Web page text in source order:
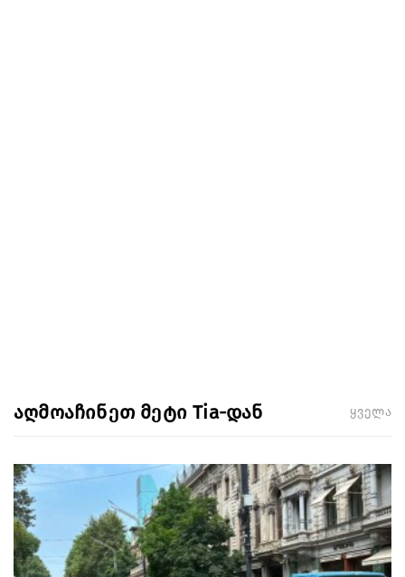
აღმოაჩინეთ მეტი Tia-დან ყველა